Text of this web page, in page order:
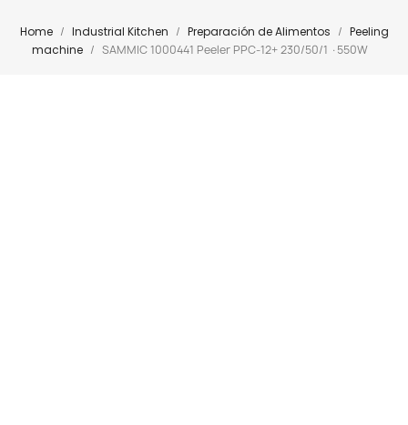
Home Industrial Kitchen Preparación de Alimentos
Peeling
machine
SAMMIC 1000441 Peeler PPC-12+ 230/50/1 ·550W